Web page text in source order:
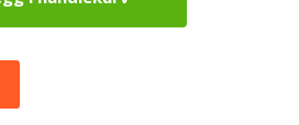
kr.
kr.